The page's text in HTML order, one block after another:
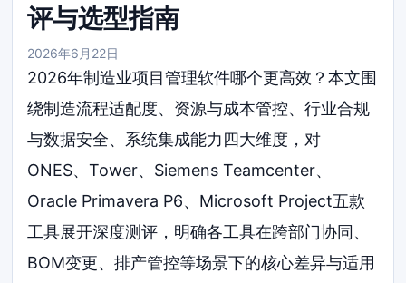
评与选型指南
2026年6月22日
2026年制造业项目管理软件哪个更高效？本文围
绕制造流程适配度、资源与成本管控、行业合规
与数据安全、系统集成能力四大维度，对
ONES、Tower、Siemens Teamcenter、
Oracle Primavera P6、Microsoft Project五款
工具展开深度测评，明确各工具在跨部门协同、
BOM变更、排产管控等场景下的核心差异与适用